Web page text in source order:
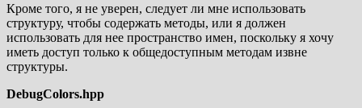
Кроме того, я не уверен, следует ли мне использовать
структуру, чтобы содержать методы, или я должен
использовать для нее пространство имен, поскольку я хочу
иметь доступ только к общедоступным методам извне
структуры.
DebugColors.hpp